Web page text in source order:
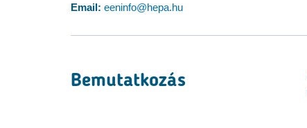
Email: eeninfo@hepa.hu
Bemutatkozás